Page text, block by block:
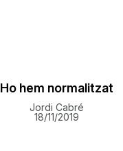
Ho hem normalitzat
Jordi Cabré
18/11/2019